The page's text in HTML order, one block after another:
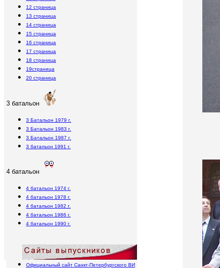
12 страница
13 страница
14 страница
15 страница
16 страница
17 страница
18 страница
19страница
20 страница
3 батальон
3 Батальон 1979 г.
3 Батальон 1983 г.
3 Батальон 1987 г.
3 батальон 1991 г.
4 батальон
4 батальон 1974 г.
4 батальон 1978 г.
4 батальон 1982 г.
4 батальон 1986 г.
4 батальон 1990 г.
Официальный сайт Санкт-Петербургского ВИ